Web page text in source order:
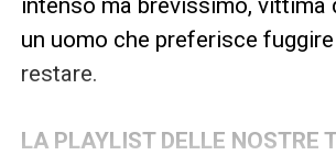
un uomo che preferisce
restare.
LA PLAYLIST DELLE NOSTRE